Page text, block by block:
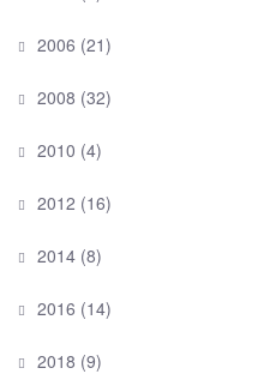
2006 (21)
2008 (32)
2010 (4)
2012 (16)
2014 (8)
2016 (14)
2018 (9)